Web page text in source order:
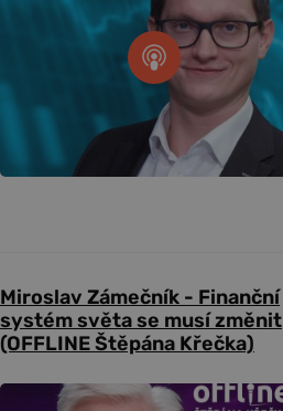
Miroslav Zámečník - Finanční
systém světa se musí změnit
(OFFLINE Štěpána Křečka)